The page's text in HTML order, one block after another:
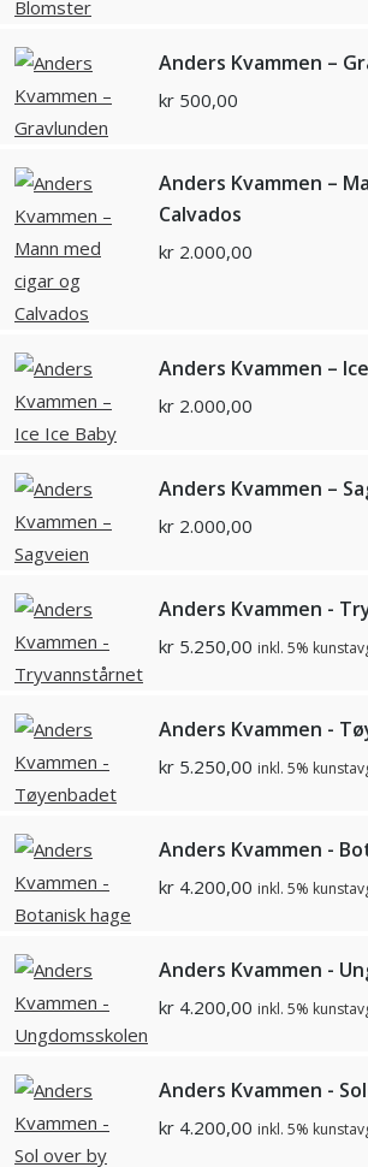
Anders Kvammen –
kr 500,00
Anders Kvammen –
Calvados
kr 2.000,00
Anders Kvammen –
kr 2.000,00
Anders Kvammen –
kr 2.000,00
Anders Kvammen -
kr 5.250,00 inkl. 5%
Anders Kvammen -
kr 5.250,00 inkl. 5%
Anders Kvammen -
kr 4.200,00 inkl. 5%
Anders Kvammen -
kr 4.200,00 inkl. 5%
Anders Kvammen -
kr 4.200,00 inkl. 5%